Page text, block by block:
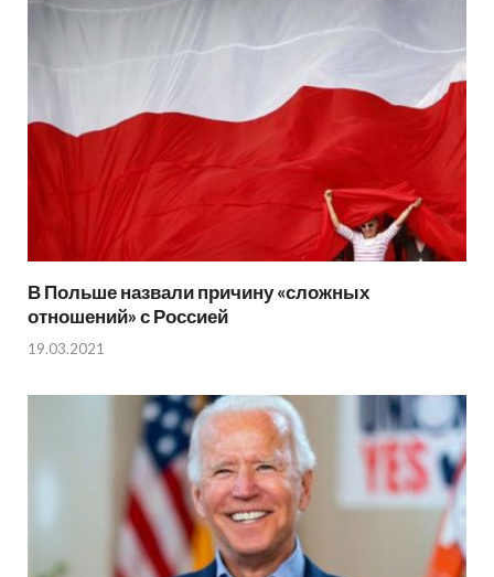
В Польше назвали причину «сложных
отношений» с Россией
19.03.2021